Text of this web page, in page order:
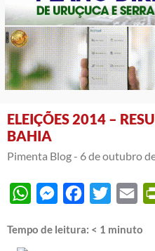
ELEIÇÕES 2014 –
BAHIA
Pimenta Blog - 6 de outubro
WhatsAppMessengerFacebook
Twitter
Tempo de leitura: < 1 minuto